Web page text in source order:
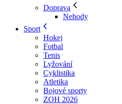
Doprava
Nehody
Sport
Hokej
Fotbal
Tenis
Lyžování
Cyklistika
Atletika
Bojové sporty
ZOH 2026